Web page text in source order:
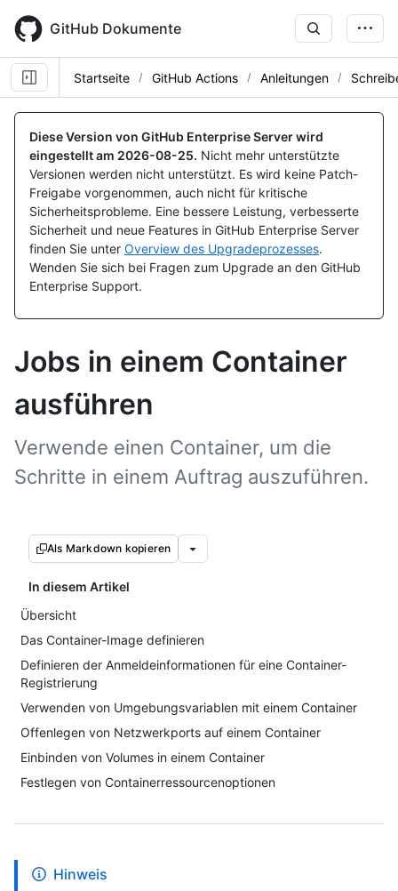
main
content
GitHub Dokumente
Startseite GitHub Actions Anleitungen
Diese Version von GitHub Enterprise Server wird
eingestellt am 2026-08-25. Nicht mehr unterstützte
Versionen werden nicht unterstützt. Es wird keine Patch-
Freigabe vorgenommen, auch nicht für kritische
Sicherheitsprobleme. Eine bessere Leistung, verbesserte
Sicherheit und neue Features in GitHub Enterprise Server
finden Sie unter Overview des Upgradeprozesses.
Wenden Sie sich bei Fragen zum Upgrade an den GitHub
Enterprise Support.
Jobs in einem Container
ausführen
Verwende einen Container, um die
Schritte in einem Auftrag auszuführen.
Als Markdown kopieren
In diesem Artikel
Übersicht
Das Container-Image definieren
Definieren der Anmeldeinformationen für eine Container-
Registrierung
Verwenden von Umgebungsvariablen mit einem Container
Offenlegen von Netzwerkports auf einem Container
Einbinden von Volumes in einem Container
Festlegen von Containerressourcenoptionen
Hinweis